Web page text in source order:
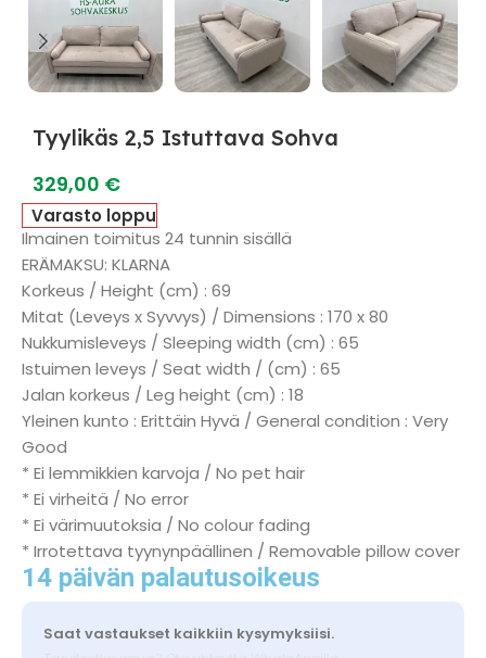
Tyylikäs 2,5 Istuttava Sohva
329,00 €
Varasto loppu
Ilmainen toimitus 24 tunnin sisällä
ERÄMAKSU: KLARNA
Korkeus / Height (cm) : 69
Mitat (Leveys x Syvvys) / Dimensions : 170 x 80
Nukkumisleveys / Sleeping width (cm) : 65
Istuimen leveys / Seat width / (cm) : 65
Jalan korkeus / Leg height (cm) : 18
Yleinen kunto : Erittäin Hyvä / General condition : Very
Good
* Ei lemmikkien karvoja / No pet hair
* Ei virheitä / No error
* Ei värimuutoksia / No colour fading
* Irrotettava tyynynpäällinen / Removable pillow cover
14 päivän palautusoikeus
Saat vastaukset kaikkiin kysymyksiisi.